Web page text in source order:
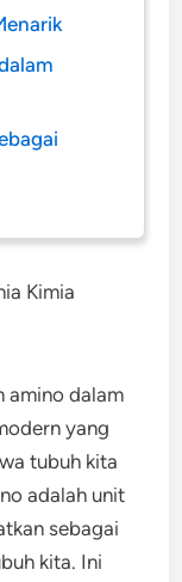
Kimia
amino dalam
yang
tubuh kita
adalah unit
sebagai
kita. Ini